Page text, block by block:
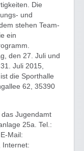
Die
und
stehen Team-
ein
den 27. Juli und
Juli 2015,
die Sporthalle
62, 35390
Jugendamt
25a. Tel.:
Mail:
, Internet: